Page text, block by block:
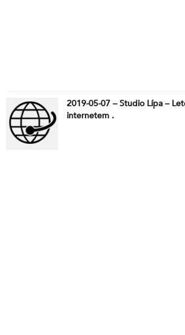
2019-05-07 – Studio Lípa –
internetem .